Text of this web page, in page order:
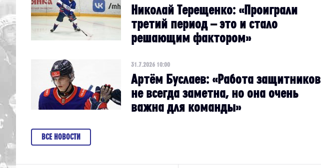
Николай Терещенко: «Проиграли
третий период – это и стало
решающим фактором»
31.7.2026 10:00
Артём Буслаев: «Работа защитников
не всегда заметна, но она очень
важна для команды»
ВСЕ НОВОСТИ